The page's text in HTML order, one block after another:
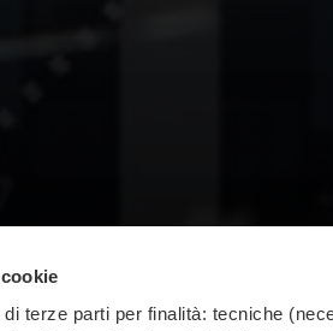
terze parti per finalità: tecniche